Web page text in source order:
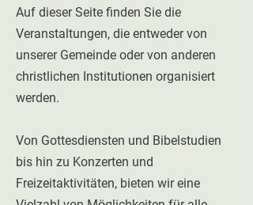
Auf dieser Seite finden Sie die
Veranstaltungen, die entweder von
unserer Gemeinde oder von anderen
christlichen Institutionen organisiert
werden.
Von Gottesdiensten und Bibelstudien
bis hin zu Konzerten und
Freizeitaktivitäten, bieten wir eine